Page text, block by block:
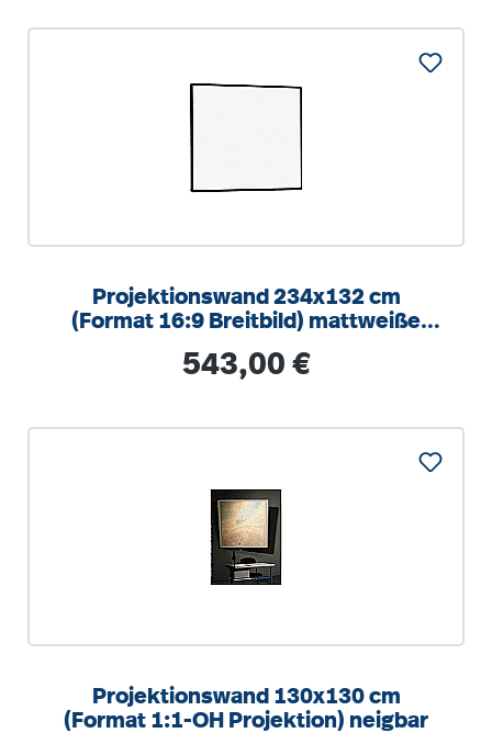
Projektionswand 234x132 cm
(Format 16:9 Breitbild) mattweiße
Regulärer Preis:
543,00 €
Projektionswand 130x130 cm
(Format 1:1-OH Projektion) neigbar